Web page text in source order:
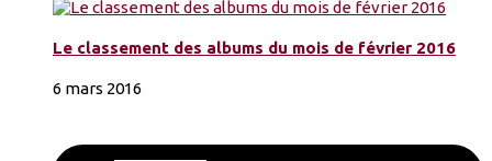
Le classement des albums du mois de février 2016
6 mars 2016